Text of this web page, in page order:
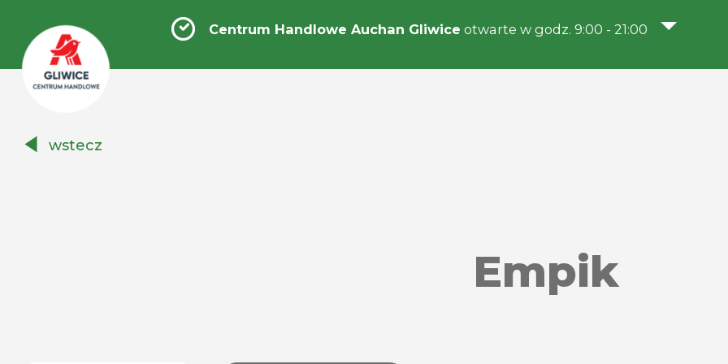
Handlowe
Centrum Handlowe Auchan Gliwice otwarte w godz. 9:00 - 21:00
wstecz
Empik